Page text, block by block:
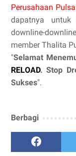
Perusahaan
dapatnya untuk
downline-
member Thalita
"Selamat
RELOAD. Stop
Sukses".
Berbagi